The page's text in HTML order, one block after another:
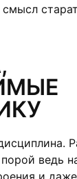
ведь
и даже